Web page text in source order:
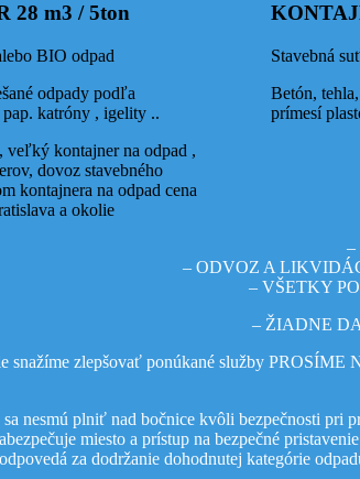
Odvoz odpadu Lamač
Odvoz odpadu Devín
Odvoz odpadu Záhorská Bystrica
28 m3 / 5ton
BIO odpad
odpady podľa
katróny , igelity ..
Stavebná
Betón,
prímesí
–
– ODVOZ A
– VŠETKY
– ŽIADNE
snažíme zlepšovať ponúkané služby
nesmú plniť nad bočnice kvôli bezpečnosti pri
miesto a prístup na bezpečné
za dodržanie dohodnutej kategórie